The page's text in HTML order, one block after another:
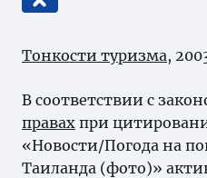
Тонкости туризма,
В соответствии с
правах при
«Новости/Погода на
Таиланда (фото)»